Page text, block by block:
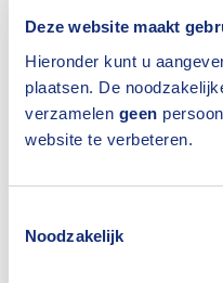
Deze website maakt
Hieronder kunt u
plaatsen. De
verzamelen geen
website te verbeteren.
Noodzakelijk
Collé, CEO van
Persoonlijke brief
Ook DNB en het
duidelijk wat de